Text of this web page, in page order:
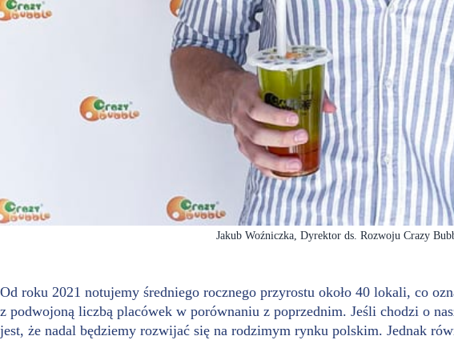
Jakub Woźniczka, Dyrektor ds. Rozwoju Crazy
Od roku 2021 notujemy średniego rocznego przyrostu około 40 lokali, co
z podwojoną liczbą placówek w porównaniu z poprzednim. Jeśli chodzi o
jest, że nadal będziemy rozwijać się na rodzimym rynku polskim. Jednak